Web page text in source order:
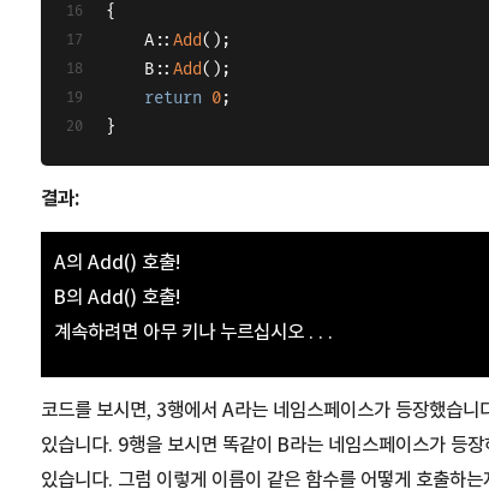
{
	A::
Add();
	B::
Add();
return 0;
}
결과:
A의 Add() 호출!
B의 Add() 호출!
계속하려면 아무 키나 누르십시오 . . .
코드를 보시면, 3행에서 A라는 네임스페이스가 등장했습
있습니다. 9행을 보시면 똑같이 B라는 네임스페이스가 등
있습니다. 그럼 이렇게 이름이 같은 함수를 어떻게 호출하